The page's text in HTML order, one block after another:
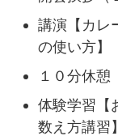
講演【カレ
の使い方】
１０分休憩
体験学習【
数え方講習